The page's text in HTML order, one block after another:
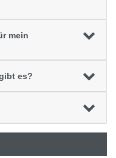
mein
es?